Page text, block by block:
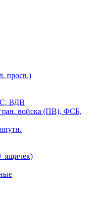
просв.)
ВДВ
войска (ПВ), ФСБ,
ящичек)